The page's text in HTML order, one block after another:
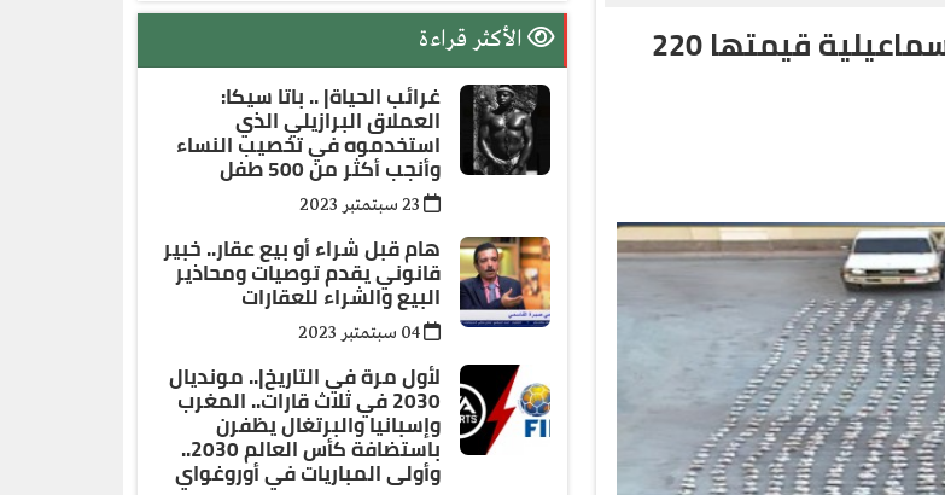
الداخلية تُحبط ترويج 3 أطنان مخدرات بالإسماعيلية قيمتها 220 الأكثر قراءة
غرائب الحياة| .. باتا سيكا:
العملاق البرازيلي الذي
استخدموه في تخصيب النساء
وأنجب أكثر من 500 طفل
هام قبل شراء أو بيع عقار.. خبير
قانوني يقدم توصيات ومحاذير
البيع والشراء للعقارات
لأول مرة في التاريخ|.. مونديال
2030 في ثلاث قارات.. المغرب
وإسبانيا والبرتغال يظفرن
باستضافة كأس العالم 2030..
وأولى المباريات في أوروغواي